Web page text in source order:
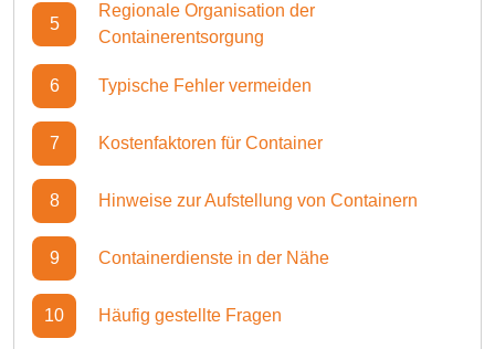
5
Regionale Organisation der
Containerentsorgung
6 Typische Fehler vermeiden
7 Kostenfaktoren für Container
8 Hinweise zur Aufstellung von Containern
9 Containerdienste in der Nähe
10 Häufig gestellte Fragen